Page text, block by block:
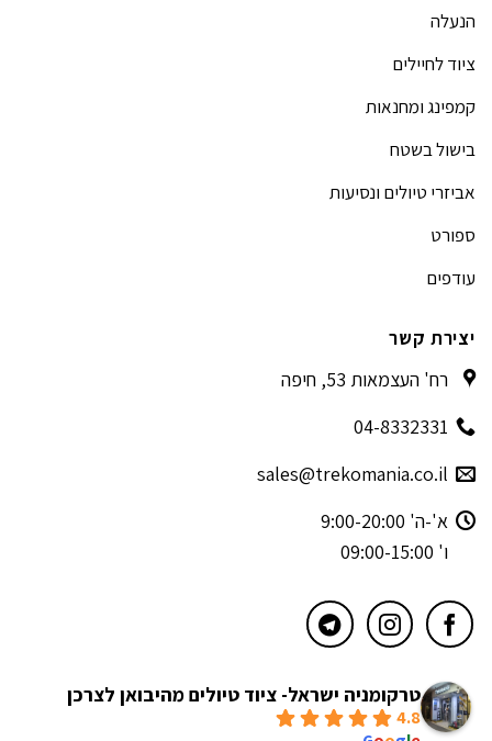
הנעלה
ציוד לחיילים
קמפינג ומחנאות
בישול בשטח
אביזרי טיולים ונסיעות
ספורט
עודפים
יצירת קשר
רח' העצמאות 53, חיפה
04-8332331
sales@trekomania.co.il
א'-ה' 9:00-20:00
ו' 09:00-15:00
טרקומניה ישראל- ציוד טיולים מהיבואן לצרכן
4.8